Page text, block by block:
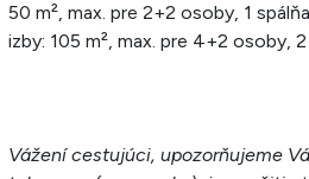
50 m², max. pre 2+2 osoby, 1
izby: 105 m², max. pre 4+2 osoby,
Vážení cestujúci, upozorňujeme